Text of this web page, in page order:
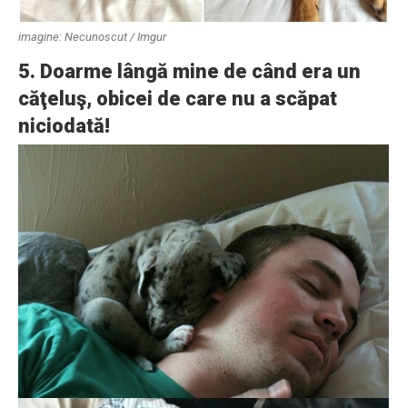
imagine: Necunoscut / Imgur
5. Doarme lângă mine de când era un
căţeluş, obicei de care nu a scăpat
niciodată!